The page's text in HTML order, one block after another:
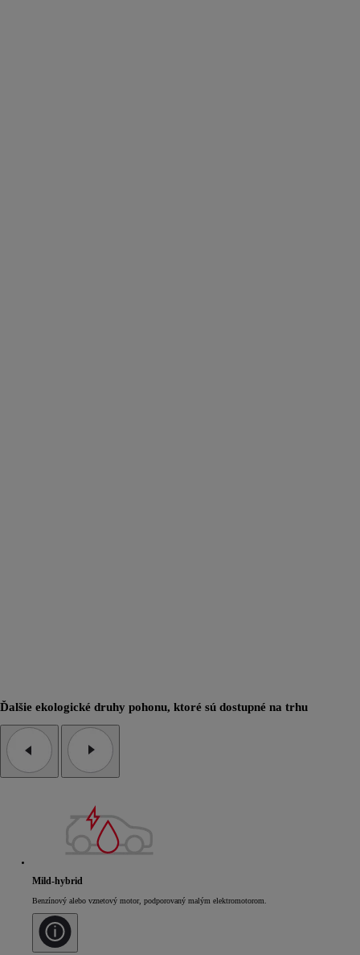
Ďalšie ekologické druhy pohonu, ktoré sú dostupné na trhu
Mild-hybrid
Benzínový alebo vznetový motor, podporovaný malým elektromotorom.